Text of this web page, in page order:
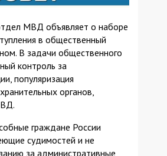
МВД объявляет о наборе
в общественный
В задачи общественного
контроль за
популяризация
органов,
граждане России
судимостей и не
за административные